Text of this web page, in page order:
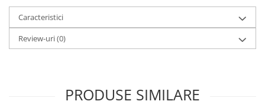
Caracteristici
Review-uri(0)
PRODUSE SIMILARE